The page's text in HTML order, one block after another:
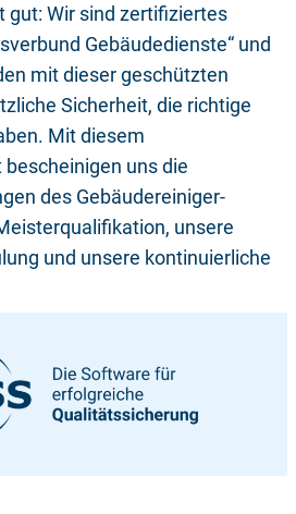
gut: Wir sind zertifiziertes
Gebäudedienste“ und
mit dieser geschützten
Sicherheit, die richtige
Mit diesem
uns die
des Gebäudereiniger-
unsere
und unsere kontinuierliche